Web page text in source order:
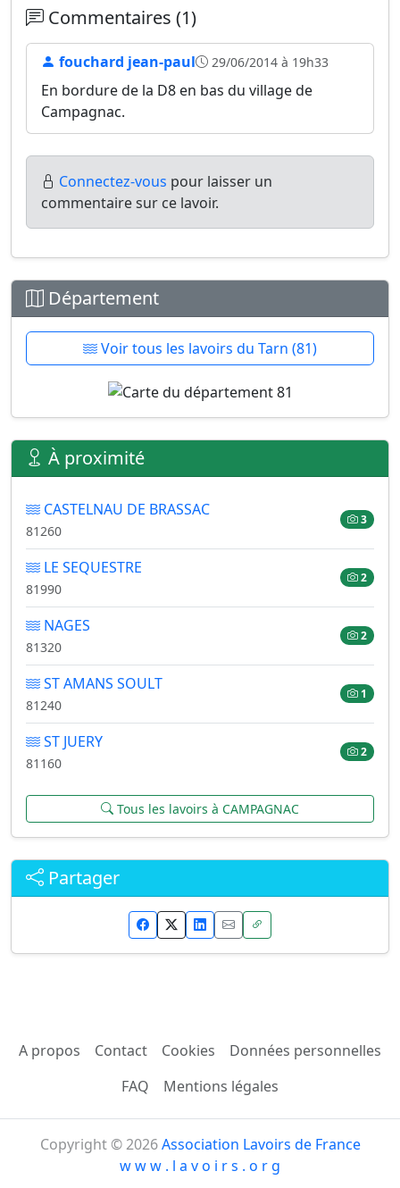
Commentaires (1)
fouchard jean-paul 29/06/2014 à 19h33
En bordure de la D8 en bas du village de
Campagnac.
Connectez-vous pour laisser un
commentaire sur ce lavoir.
Département
Voir tous les lavoirs du Tarn (81)
À proximité
CASTELNAU DE BRASSAC
81260
3
LE SEQUESTRE
81990
2
NAGES
81320
2
ST AMANS SOULT
81240
1
ST JUERY
81160
2
Tous les lavoirs à CAMPAGNAC
Partager
A propos Contact Cookies
Données personnelles
FAQ
Mentions légales
Copyright © 2026Association Lavoirs de France
w w w . l a v o i r s . o r g